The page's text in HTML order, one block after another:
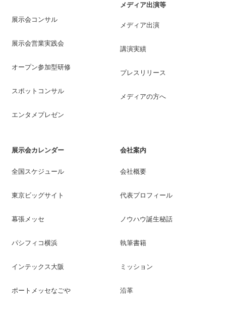
展示会コンサル
展示会営業実践会
オープン参加型研修
スポットコンサル
エンタメプレゼン
メディア出演等
メディア出演
講演実績
プレスリリース
メディアの方へ
展示会カレンダー
全国スケジュール
東京ビッグサイト
幕張メッセ
パシフィコ横浜
インテックス大阪
ポートメッセなごや
会社案内
会社概要
代表プロフィール
ノウハウ誕生秘話
執筆書籍
ミッション
沿革